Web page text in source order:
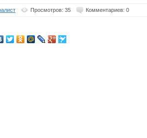
Просмотров: 35 Комментариев: 0